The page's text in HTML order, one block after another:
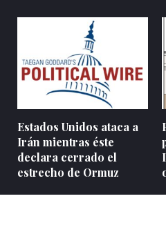
Estados Unidos ataca a
Irán mientras éste
declara cerrado el
estrecho de Ormuz